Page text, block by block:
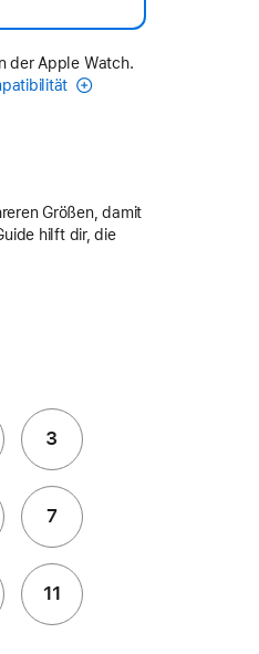
der Apple Watch.
Größen, damit
hilft dir, die
3
7
11